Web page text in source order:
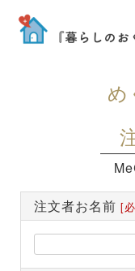
め
注文者お名前 [